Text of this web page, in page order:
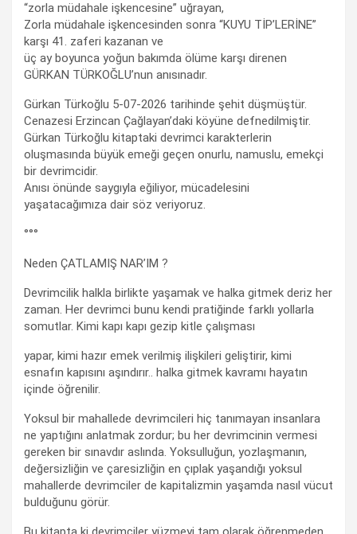
“zorla müdahale işkencesine” uğrayan,
Zorla müdahale işkencesinden sonra “KUYU TİP’LERİNE”
karşı 41. zaferi kazanan ve
üç ay boyunca yoğun bakımda ölüme karşı direnen
GÜRKAN TÜRKOĞLU’nun anısınadır.
Gürkan Türkoğlu 5-07-2026 tarihinde şehit düşmüştür.
Cenazesi Erzincan Çağlayan’daki köyüne defnedilmiştir.
Gürkan Türkoğlu kitaptaki devrimci karakterlerin
oluşmasında büyük emeği geçen onurlu, namuslu, emekçi
bir devrimcidir.
Anısı önünde saygıyla eğiliyor, mücadelesini
yaşatacağımıza dair söz veriyoruz.
°°°
Neden ÇATLAMIŞ NAR’IM ?
Devrimcilik halkla birlikte yaşamak ve halka gitmek deriz her
zaman. Her devrimci bunu kendi pratiğinde farklı yollarla
somutlar. Kimi kapı kapı gezip kitle çalışması
yapar, kimi hazır emek verilmiş ilişkileri geliştirir, kimi
esnafın kapısını aşındırır.. halka gitmek kavramı hayatın
içinde öğrenilir.
Yoksul bir mahallede devrimcileri hiç tanımayan insanlara
ne yaptığını anlatmak zordur; bu her devrimcinin vermesi
gereken bir sınavdır aslında. Yoksulluğun, yozlaşmanın,
değersizliğin ve çaresizliğin en çıplak yaşandığı yoksul
mahallerde devrimciler de kapitalizmin yaşamda nasıl vücut
bulduğunu görür.